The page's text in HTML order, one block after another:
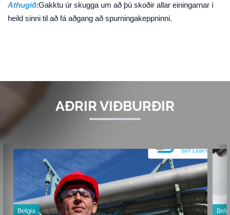
Athugið:Gakktu úr skugga um að þú skoðir allar einingarnar í
heild sinni til að fá aðgang að spurningakeppninni.
AÐRIR VIÐBURÐIR
Belgía